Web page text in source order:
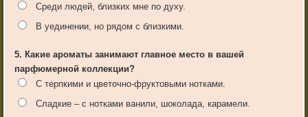
Среди людей, близких мне по духу.
В уединении, но рядом с близкими.
5. Какие ароматы занимают главное место в вашей
парфюмерной коллекции?
С терпкими и цветочно-фруктовыми нотками.
Сладкие – с нотками ванили, шоколада, карамели.